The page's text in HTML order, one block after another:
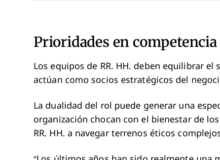
Prioridades en competencia
Los equipos de RR. HH. deben equilibrar
actúan como socios estratégicos del
La dualidad del rol puede generar una
organización chocan con el bienestar de
RR. HH. a navegar terrenos éticos